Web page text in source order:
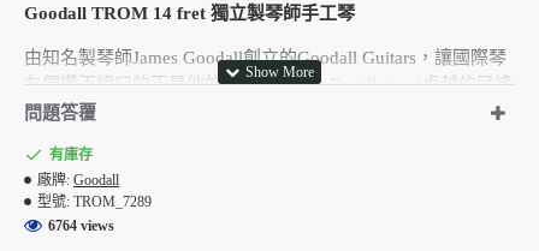
Goodall TROM 14 fret 獨立製琴師手工琴
由知名製琴師James Goodall創立的Goodall Guitars，讓國際琴
友們讚不絕口的正是他的訴求Acoustic Excellence (卓越的民謠
製琴)， 到現在所有的Goodall Guitars每把都不假他人之手，全
手工製琴廠的方式十分不同，由單一製琴師獨自生產的琴，更
適足以顯現規格和品質的高水準。
Goodall TROM型號（Traditional Orchestra Model）是
問題答覆
有庫存
廠牌: Goodall
型號: TROM_7289
6764 views